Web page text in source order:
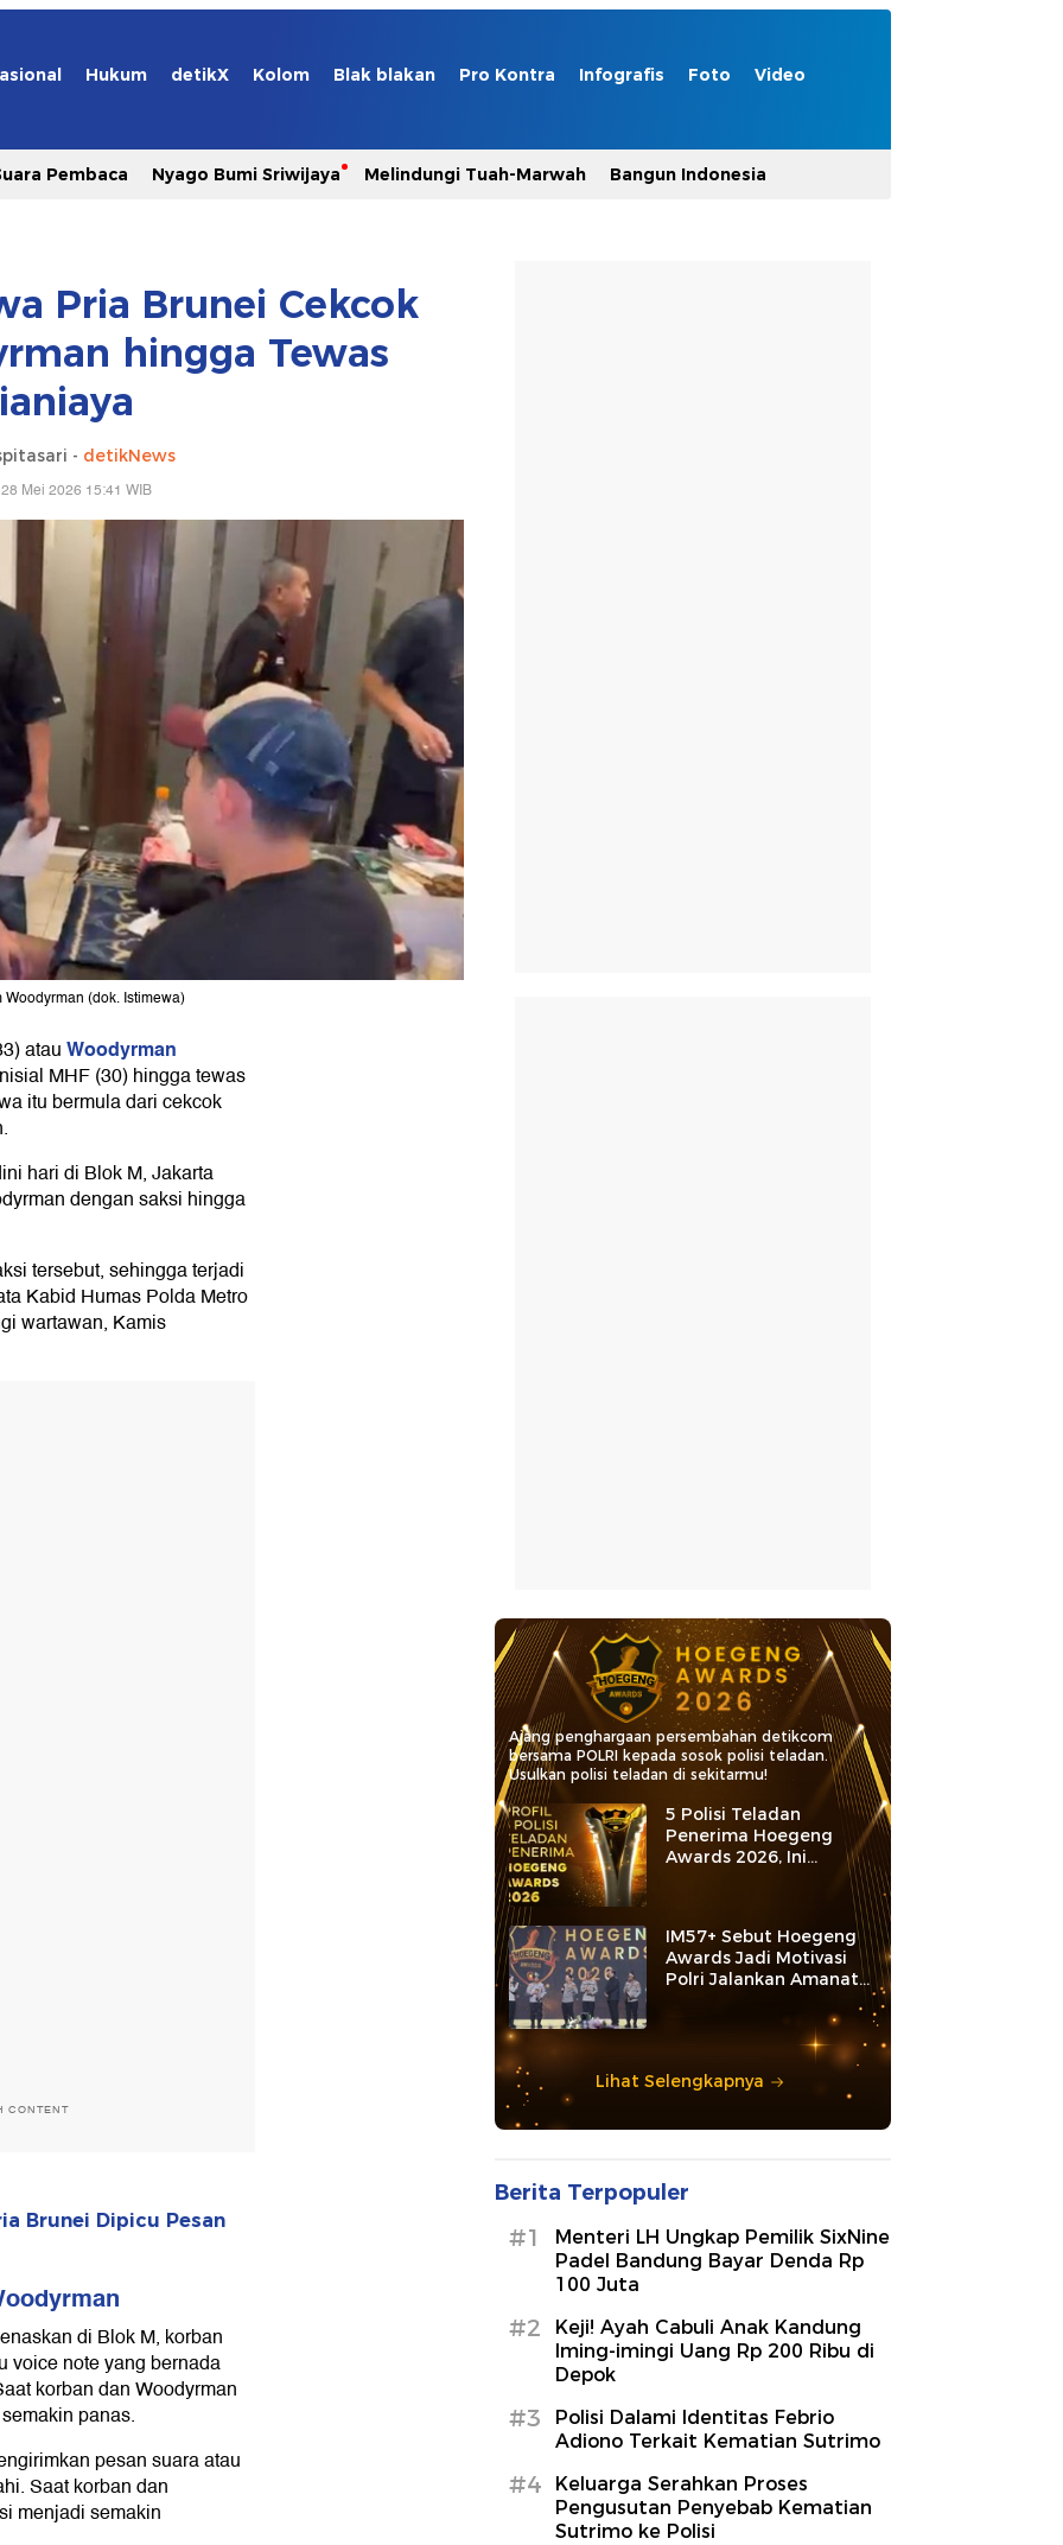
Hukum detikX Kolom Blak blakan Pro Kontra Infografis Foto Video
Pembaca Nyago Bumi Sriwijaya Melindungi Tuah-Marwah Bangun Indonesia
Pria Brunei Cekcok
hingga Tewas
- detikNews
Mei 2026 15:41 WIB
(dok. Istimewa)
atauWoodyrman
MHF (30) hingga tewas
itu bermula dari cekcok
hari di Blok M, Jakarta
dengan saksi hingga
tersebut, sehingga terjadi
Kabid Humas Polda Metro
wartawan, Kamis
CONTENT
Brunei Dipicu Pesan
di Blok M, korban
voice note yang bernada
korban dan Woodyrman
panas.
pesan suara atau
Saat korban dan
menjadi semakin
Ajang penghargaan persembahan detikcom
bersama POLRI kepada sosok polisi teladan.
Usulkan polisi teladan di sekitarmu!
5 Polisi Teladan
Penerima Hoegeng
Awards 2026, Ini
Kategori dan Kiprahnya
IM57+ Sebut Hoegeng
Awards Jadi Motivasi
Polri Jalankan Amanat
Lihat Selengkapnya
Berita Terpopuler
#1
Menteri LH Ungkap Pemilik SixNine
Padel Bandung Bayar Denda Rp
100 Juta
#2
Keji! Ayah Cabuli Anak Kandung
Iming-imingi Uang Rp 200 Ribu di
Depok
#3
Polisi Dalami Identitas Febrio
Adiono Terkait Kematian Sutrimo
#4
Keluarga Serahkan Proses
Pengusutan Penyebab Kematian
Sutrimo ke Polisi